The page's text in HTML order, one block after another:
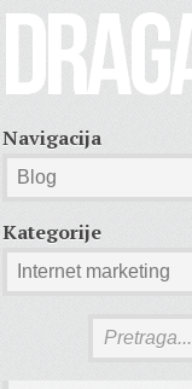
Navigacija
Kategorije